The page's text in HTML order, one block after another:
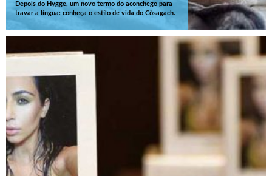
Depois do Hygge, um novo termo do aconchego para
travar a língua: conheça o estilo de vida do Còsagach.